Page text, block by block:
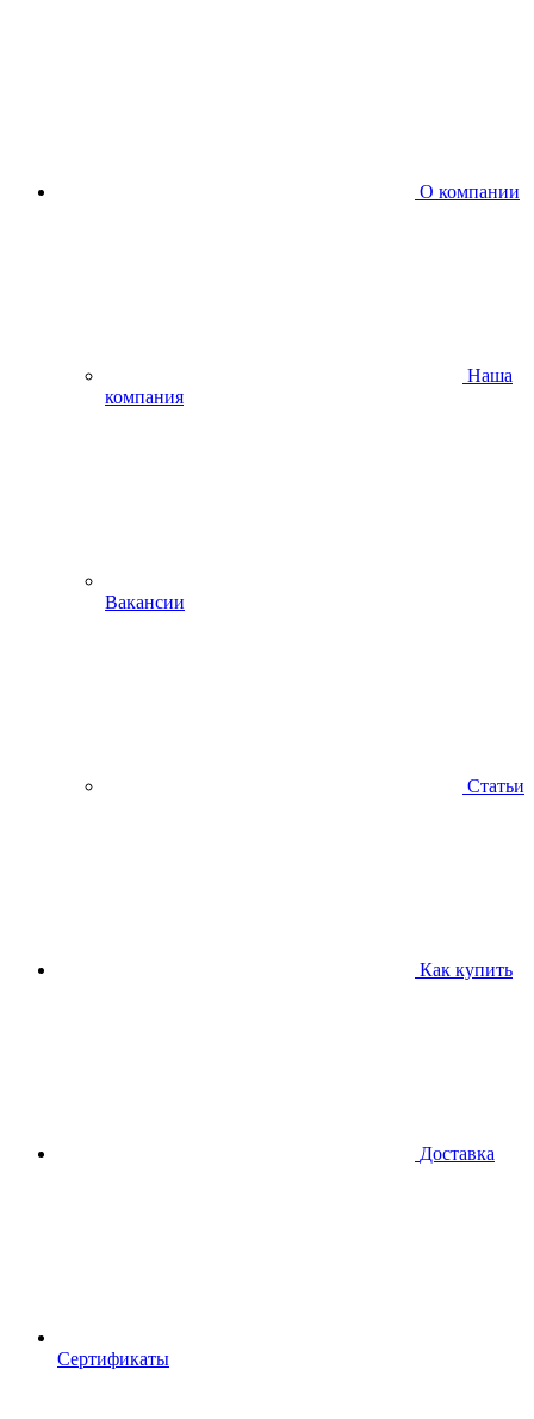
О компании
Наша
компания
Вакансии
Статьи
Как купить
Доставка
Сертификаты